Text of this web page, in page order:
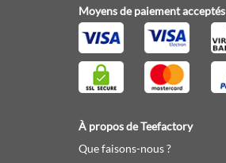
Moyens de paiement acceptés
À propos de Teefactory
Que faisons-nous ?